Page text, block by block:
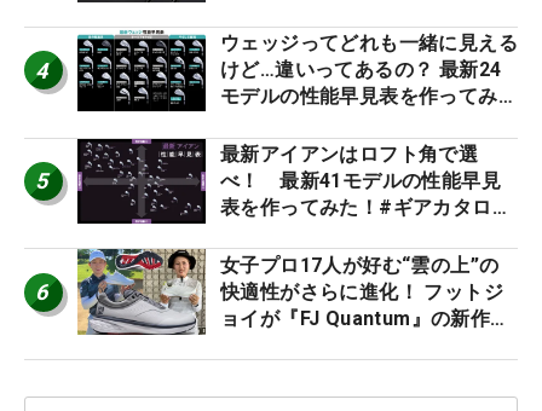
4
ウェッジってどれも一緒に見える
けど…違いってあるの？ 最新24
モデルの性能早見表を作ってみ
5
最新アイアンはロフト角で選
べ！ 最新41モデルの性能早見
表を作ってみた！#ギアカタログ
6
女子プロ17人が好む“雲の上”の
快適性がさらに進化！ フットジ
ョイが『FJ Quantum』の新作を